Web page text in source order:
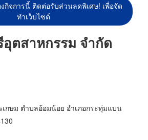
กิจการนี้ ติดต่อรับส่วนลดพิเศษ! เพื่อจัด
ทำเว็บไซต์
ตสาหกรรม จำกัด
กษม ตำบลอ้อมน้อย อำเภอกระทุ่มแบน